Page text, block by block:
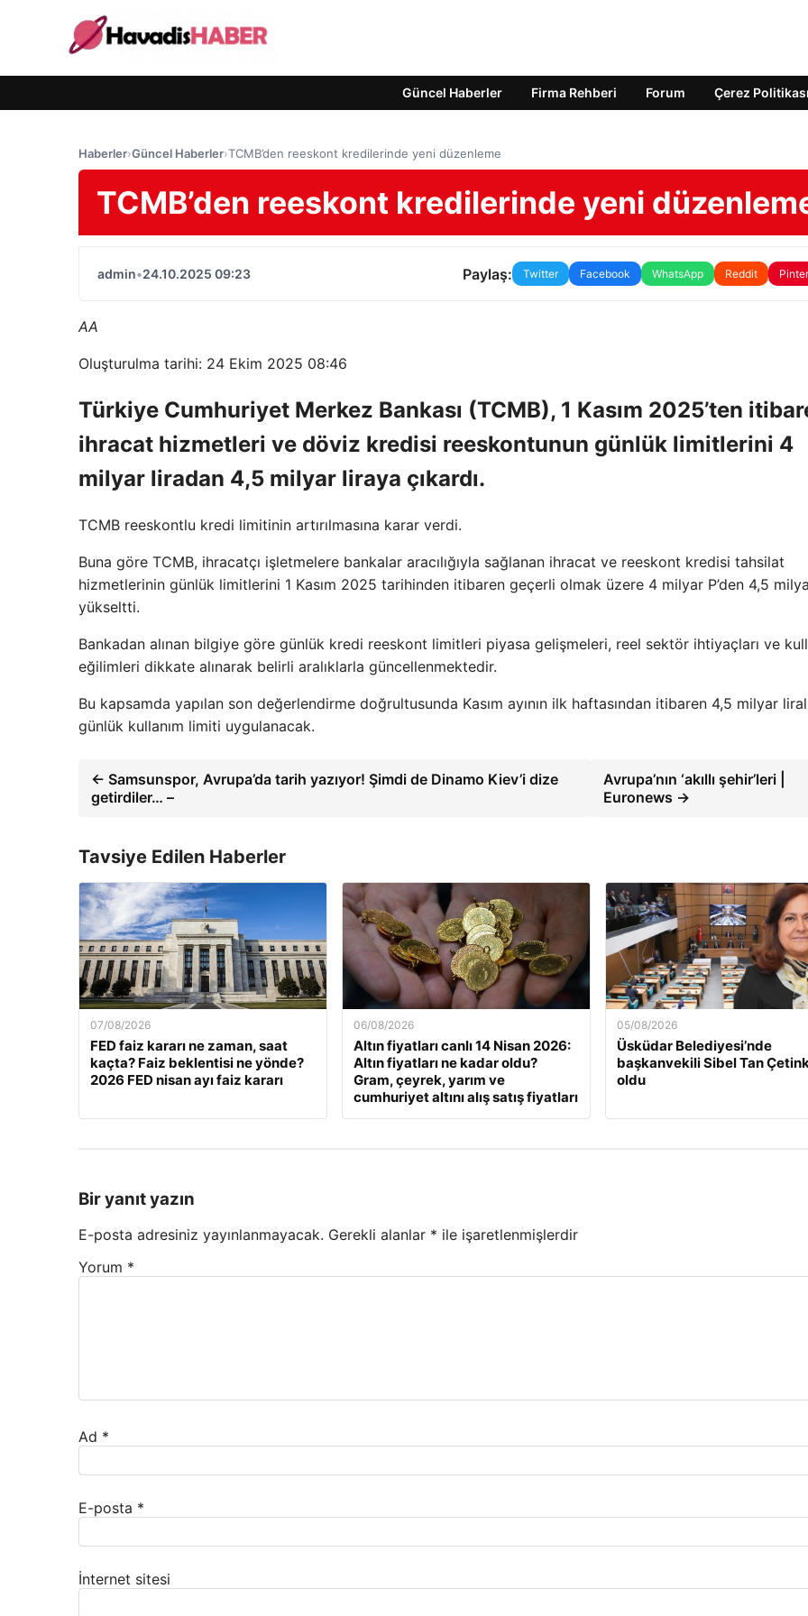
Güncel Haberler Firma Rehberi Forum Çerez Politikası
Haberler›Güncel Haberler›TCMB’den reeskont kredilerinde yeni düzenleme
TCMB’den reeskont kredilerinde yeni
admin•24.10.2025 09:23 Paylaş: Twitter Facebook WhatsApp Reddit
AA
Oluşturulma tarihi: 24 Ekim 2025 08:46
Türkiye Cumhuriyet Merkez Bankası (TCMB), 1 Kasım 2025’ten
ihracat hizmetleri ve döviz kredisi reeskontunun günlük limitlerini 4
milyar liradan 4,5 milyar liraya çıkardı.
TCMB reeskontlu kredi limitinin artırılmasına karar verdi.
Buna göre TCMB, ihracatçı işletmelere bankalar aracılığıyla sağlanan ihracat ve reeskont kredisi tahsilat
hizmetlerinin günlük limitlerini 1 Kasım 2025 tarihinden itibaren geçerli olmak üzere 4 milyar P’den 4,5
yükseltti.
Bankadan alınan bilgiye göre günlük kredi reeskont limitleri piyasa gelişmeleri, reel sektör ihtiyaçları ve
eğilimleri dikkate alınarak belirli aralıklarla güncellenmektedir.
Bu kapsamda yapılan son değerlendirme doğrultusunda Kasım ayının ilk haftasından itibaren 4,5 milyar
günlük kullanım limiti uygulanacak.
← Samsunspor, Avrupa’da tarih yazıyor! Şimdi de Dinamo Kiev’i dize
getirdiler… –
Avrupa’nın ‘akıllı şehir’leri |
Euronews →
Tavsiye Edilen Haberler
07/08/2026
FED faiz kararı ne zaman, saat
kaçta? Faiz beklentisi ne yönde?
2026 FED nisan ayı faiz kararı
06/08/2026
Altın fiyatları canlı 14 Nisan 2026:
Altın fiyatları ne kadar oldu?
Gram, çeyrek, yarım ve
cumhuriyet altını alış satış fiyatları
05/08/2026
Üsküdar Belediyesi’nde
başkanvekili Sibel Tan
oldu
Bir yanıt yazın
E-posta adresiniz yayınlanmayacak. Gerekli alanlar * ile işaretlenmişlerdir
Yorum *
Ad *
E-posta *
İnternet sitesi